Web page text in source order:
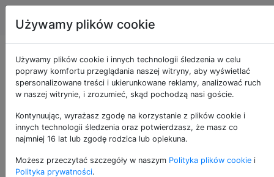
Apple Tagi
Inteligentna lista
odtwarzania iTunes
na podstawie
folderów?
Używamy plików cookie
Używamy plików cookie i innych technologii śledzenia w celu
poprawy komfortu przeglądania naszej witryny, aby wyświetlać
spersonalizowane treści i ukierunkowane reklamy, analizować ruch
w naszej witrynie, i zrozumieć, skąd pochodzą nasi goście.
Kontynuując, wyrażasz zgodę na korzystanie z plików cookie i
innych technologii śledzenia oraz potwierdzasz, że masz co
najmniej 16 lat lub zgodę rodzica lub opiekuna.
Możesz przeczytać szczegóły w naszym Polityka plików cookie i
Polityka prywatności.